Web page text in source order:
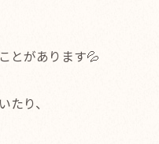
とがあります💦
たり、